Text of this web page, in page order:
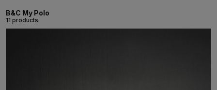
B&C My Polo
11 products